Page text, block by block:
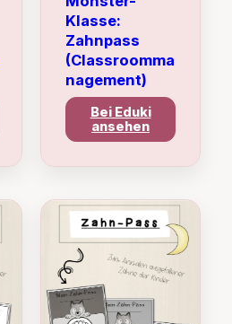
Klasse:
Zahnpass
(Classroomma
nagement)
Bei Eduki
ansehen